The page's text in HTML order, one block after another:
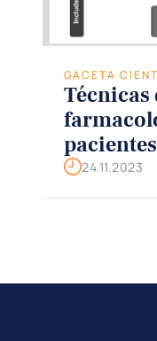
GACETA
Técnicas
24.11.2023